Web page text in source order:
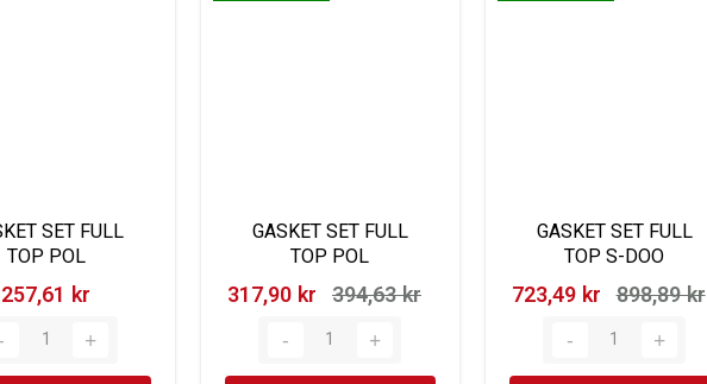
SET FULL
TOP POL
257,61 kr‎
GASKET SET FULL
TOP POL
317,90 kr‎ 394,63 kr‎
GASKET SET FULL
TOP S-DOO
723,49 kr‎ 898,89 kr‎